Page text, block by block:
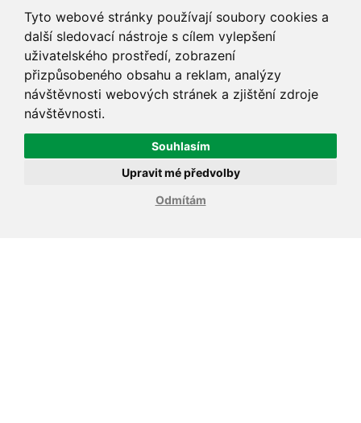
Tyto webové stránky používají soubory cookies a
další sledovací nástroje s cílem vylepšení
uživatelského prostředí, zobrazení
přizpůsobeného obsahu a reklam, analýzy
návštěvnosti webových stránek a zjištění zdroje
návštěvnosti.
Souhlasím
Odmítám
Upravit mé předvolby